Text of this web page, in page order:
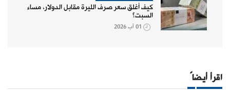
كيف أغلق سعر صرف الليرة مقابل الدولار، مساء
السبت؟
01 آب 2026
اقرأ أيضاً